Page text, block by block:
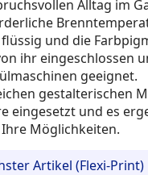
Alltag im
und die
ihr eingeschlossen
geeignet.
gestalterischen
eingesetzt und es
Möglichkeiten.
Artikel (Flexi-Print)